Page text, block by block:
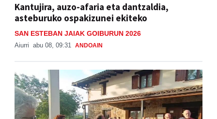
Kantujira, auzo-afaria eta dantzaldia,
asteburuko ospakizunei ekiteko
SAN ESTEBAN JAIAK GOIBURUN 2026
Aiurri abu 08, 09:31 ANDOAIN